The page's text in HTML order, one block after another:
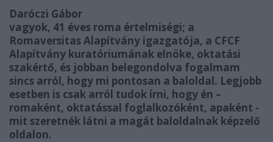
Daróczi Gábor
vagyok, 41 éves roma értelmiségi; a
Romaversitas Alapítvány igazgatója, a CFCF
Alapítvány kuratóriumának elnöke, oktatási
szakértő, és jobban belegondolva fogalmam
sincs arról, hogy mi pontosan a baloldal. Legjobb
esetben is csak arról tudok írni, hogy én –
romaként, oktatással foglalkozóként, apaként -
mit szeretnék látni a magát baloldalnak képzelő
oldalon.